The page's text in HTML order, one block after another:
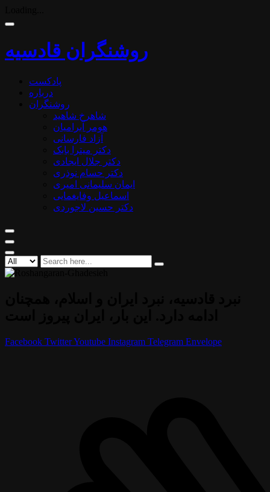
روشنگران قادسیه
پادکست
درباره
روشنگران
شاهرخ شاهید
هومر آبرامیان
آزاد فارسانی
دکتر میترا بابک
دکتر جلال ایجادی
دکتر حسام نوذری
ایمان سلیمانی امیری
اسماعیل وفایغمایی
دکتر حسین لاجوردی
Facebook TwitterYoutube Instagram Telegram Envelope